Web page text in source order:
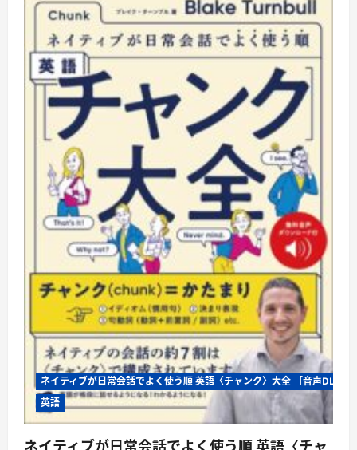
ネイティブが日常会話でよく使う順 英語〈チャンク〉大全 ［音声DL付］
英語
ネイティブが日常会話でよく使う順 英語〈チャ